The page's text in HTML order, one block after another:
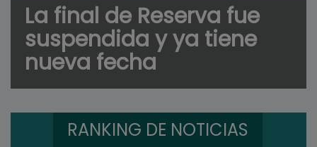
La final de Reserva fue
suspendida y ya tiene
nueva fecha
RANKING DE NOTICIAS